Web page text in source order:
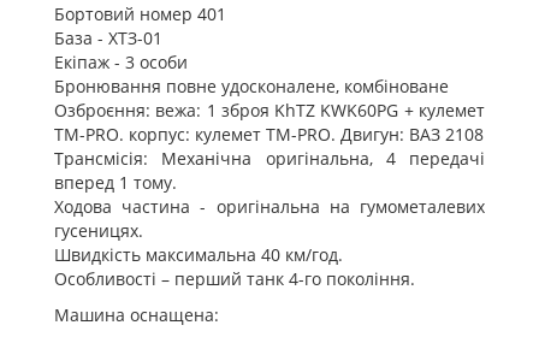
Бортовий номер 401
База - ХТЗ-01
Екіпаж - 3 особи
Бронювання повне удосконалене, комбіноване
Озброєння: вежа: 1 зброя KhTZ KWK60PG + кулемет
TM-PRO. корпус: кулемет TM-PRO. Двигун: ВАЗ 2108
Трансмісія: Механічна оригінальна, 4 передачі
вперед 1 тому.
Ходова частина - оригінальна на гумометалевих
гусеницях.
Швидкість максимальна 40 км/год.
Особливості – перший танк 4-го покоління.
Машина оснащена: